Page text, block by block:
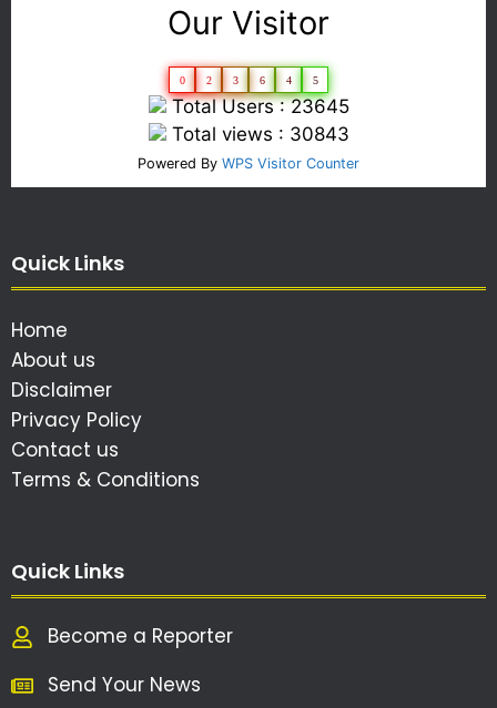
Our Visitor
0 2 3 6 4 5
Total Users : 23645
Total views : 30843
Powered By WPS Visitor Counter
Quick Links
Home
About us
Disclaimer
Privacy Policy
Contact us
Terms & Conditions
Quick Links
Become a Reporter
Send Your News